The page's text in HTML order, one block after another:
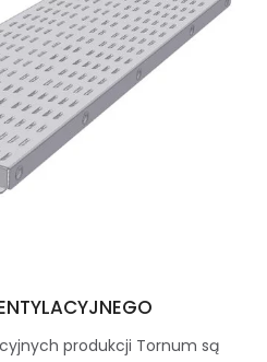
produkcji Tornum są